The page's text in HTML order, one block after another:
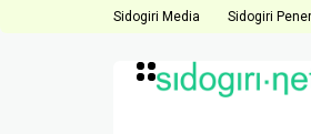
Sidogiri Media Sidogiri